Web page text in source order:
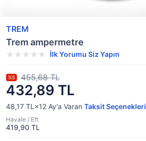
TREM
Trem ampermetre
İlk Yorumu Siz Yapın
432,89 TL
%5 455,68 TL
48,17 TL×12 Ay'a Varan Taksit Seçenekleri
Havale / Eft
419,90 TL